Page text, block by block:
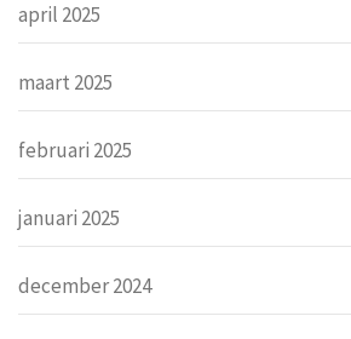
april 2025
maart 2025
februari 2025
januari 2025
december 2024